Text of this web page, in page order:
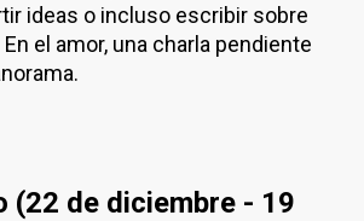
ideas o incluso escribir sobre
el amor, una charla pendiente
(22 de diciembre - 19